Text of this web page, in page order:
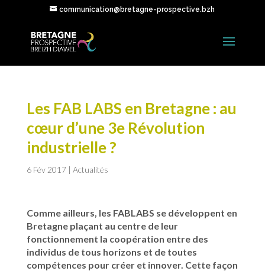
communication@bretagne-prospective.bzh
Les FAB LABS en Bretagne : au
cœur d’une 3e Révolution
industrielle ?
6 Fév 2017| Actualités
Comme ailleurs, les FABLABS se développent en
Bretagne plaçant au centre de leur
fonctionnement la coopération entre des
individus de tous horizons et de toutes
compétences pour créer et innover. Cette façon